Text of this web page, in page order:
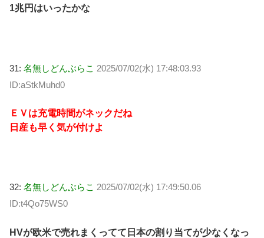
1兆円はいったかな
31: 名無しどんぶらこ 2025/07/02(水) 17:48:03.93
ID:aStkMuhd0
ＥＶは充電時間がネックだね
日産も早く気が付けよ
32: 名無しどんぶらこ 2025/07/02(水) 17:49:50.06
ID:t4Qo75WS0
HVが欧米で売れまくってて日本の割り当てが少なくなっ